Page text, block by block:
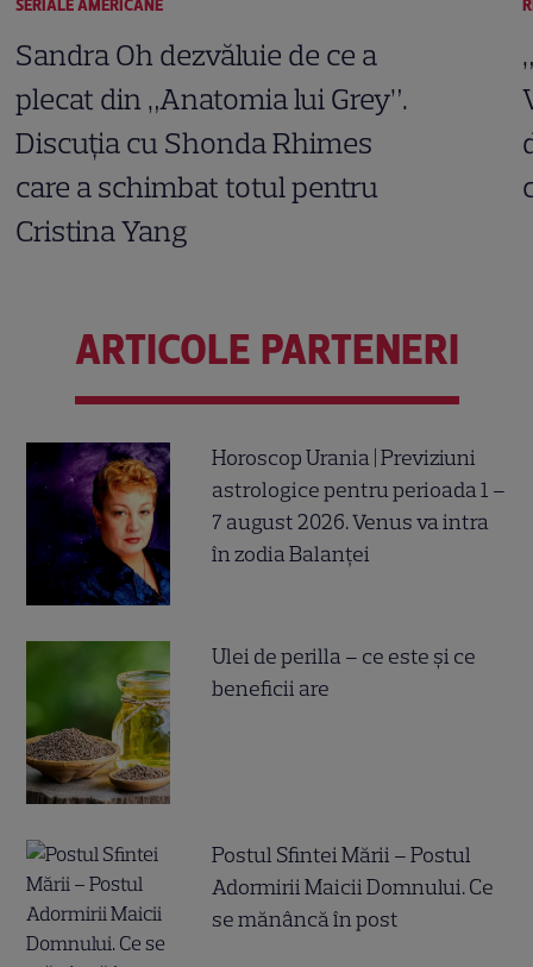
SERIALE AMERICANE
Sandra Oh dezvăluie de ce a
plecat din „Anatomia lui Grey”.
Discuția cu Shonda Rhimes
care a schimbat totul pentru
Cristina Yang
ARTICOLE PARTENERI
Horoscop Urania | Previziuni
astrologice pentru perioada 1 –
7 august 2026. Venus va intra
în zodia Balanței
Ulei de perilla – ce este și ce
beneficii are
Postul Sfintei Mării – Postul
Adormirii Maicii Domnului. Ce
se mănâncă în post